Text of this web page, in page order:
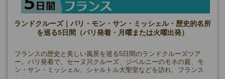
ランドクルーズ｜パリ・モン・サン・ミッシェル・歴史的名所
を巡る5日間（パリ発着・月曜または火曜出発）
フランスの歴史と美しい風景を巡る5日間のランドクルーズツア
ー。パリ発着で、セーヌ川クルーズ、ジベルニーのモネの庭、モ
ン・サン・ミッシェル、シャルトル大聖堂などを訪れ、フランス